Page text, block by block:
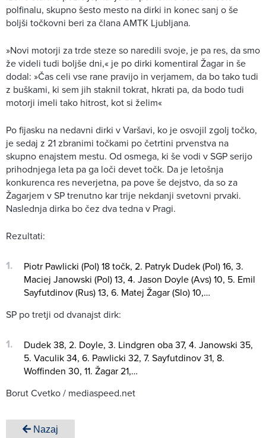
polfinalu, skupno šesto mesto na dirki in konec sanj o še
boljši točkovni beri za člana AMTK Ljubljana.
»Novi motorji za trde steze so naredili svoje, je pa res, da smo
že videli tudi boljše dni,« je po dirki komentiral Žagar in še
dodal: »Čas celi vse rane pravijo in verjamem, da bo tako tudi
z buškami, ki sem jih staknil tokrat, hkrati pa, da bodo tudi
motorji imeli tako hitrost, kot si želim«
Po fijasku na nedavni dirki v Varšavi, ko je osvojil zgolj točko,
je sedaj z 21 zbranimi točkami po četrtini prvenstva na
skupno enajstem mestu. Od osmega, ki še vodi v SGP serijo
prihodnjega leta pa ga loči devet točk. Da je letošnja
konkurenca res neverjetna, pa pove še dejstvo, da so za
Žagarjem v SP trenutno kar trije nekdanji svetovni prvaki.
Naslednja dirka bo čez dva tedna v Pragi.
Rezultati:
Piotr Pawlicki (Pol) 18 točk, 2. Patryk Dudek (Pol) 16, 3.
Maciej Janowski (Pol) 13, 4. Jason Doyle (Avs) 10, 5. Emil
Sayfutdinov (Rus) 13, 6. Matej Žagar (Slo) 10,…
SP po tretji od dvanajst dirk:
Dudek 38, 2. Doyle, 3. Lindgren oba 37, 4. Janowski 35,
5. Vaculik 34, 6. Pawlicki 32, 7. Sayfutdinov 31, 8.
Woffinden 30, 11. Žagar 21,…
Borut Cvetko / mediaspeed.net
Nazaj